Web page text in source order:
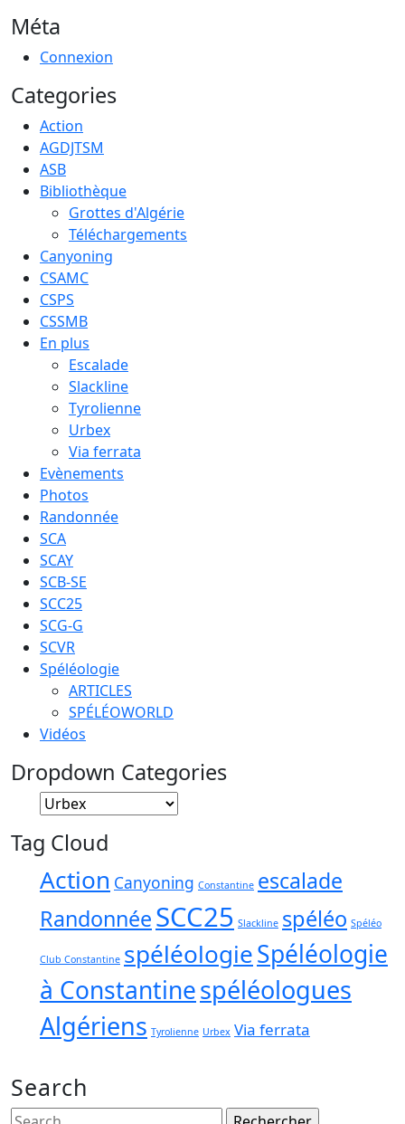
Méta
Connexion
Categories
Action
AGDJTSM
ASB
Bibliothèque
Grottes d'Algérie
Téléchargements
Canyoning
CSAMC
CSPS
CSSMB
En plus
Escalade
Slackline
Tyrolienne
Urbex
Via ferrata
Evènements
Photos
Randonnée
SCA
SCAY
SCB-SE
SCC25
SCG-G
SCVR
Spéléologie
ARTICLES
SPÉLÉOWORLD
Vidéos
Dropdown Categories
Tag Cloud
Action Canyoning Constantine escalade
RandonnéeSCC25 Slackline spéléo Spéléo
Club Constantine spéléologieSpéléologie
à Constantinespéléologues
Algériens Tyrolienne Urbex Via ferrata
Search
Search